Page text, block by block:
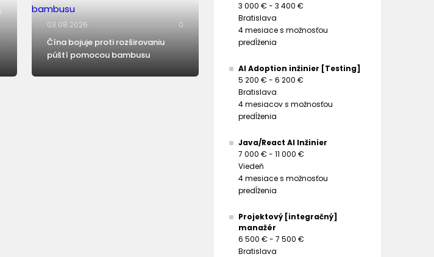
03.08.2026 0
Čína bojuje proti rozširovaniu
púští pomocou bambusu
3 000 € - 3 400 €
Bratislava
4 mesiace s možnosťou
predĺženia
AI Adoption inžinier [Testing]
5 200 € - 6 200 €
Bratislava
4 mesiacov s možnosťou
predĺženia
Java/React AI Inžinier
7 000 € - 11 000 €
Viedeň
4 mesiace s možnosťou
predĺženia
Projektový [integračný]
manažér
6 500 € - 7 500 €
Bratislava